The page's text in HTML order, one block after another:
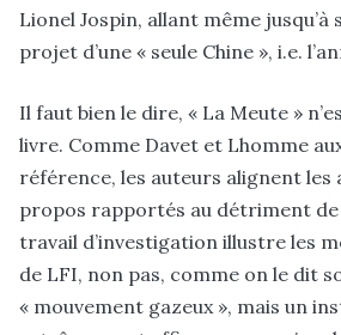
Lionel Jospin, allant même jusqu’à
projet d’une « seule Chine », i.e.
Il faut bien le dire, « La Meute »
livre. Comme Davet et Lhomme
référence, les auteurs alignent les
propos rapportés au détriment de
travail d’investigation illustre les
de LFI, non pas, comme on le dit
« mouvement gazeux », mais un